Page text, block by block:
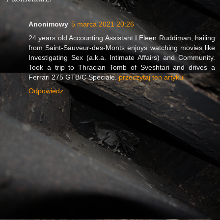
Anonimowy 5 marca 2021 20:26
24 years old Accounting Assistant I Eleen Ruddiman, hailing
from Saint-Sauveur-des-Monts enjoys watching movies like
Investigating Sex (a.k.a. Intimate Affairs) and Community.
Took a trip to Thracian Tomb of Sveshtari and drives a
Ferrari 275 GTB/C Speciale.przeczytaj ten artykul
Odpowiedz